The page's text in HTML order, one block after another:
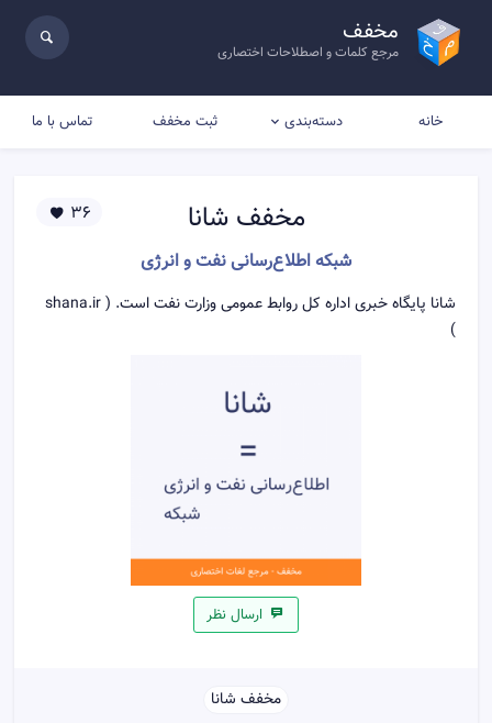
مخفف
مرجع کلمات و اصطلاحات اختصاری
خانه دسته‌بندی ثبت مخفف تماس با ما
مخففشانا
شبكه اطلاع‌رسانی نفت و انرژی
36
شانا پایگاه خبری اداره کل روابط عمومی وزارت نفت است. ( shana.ir
)
ارسال نظر
مخفف شانا